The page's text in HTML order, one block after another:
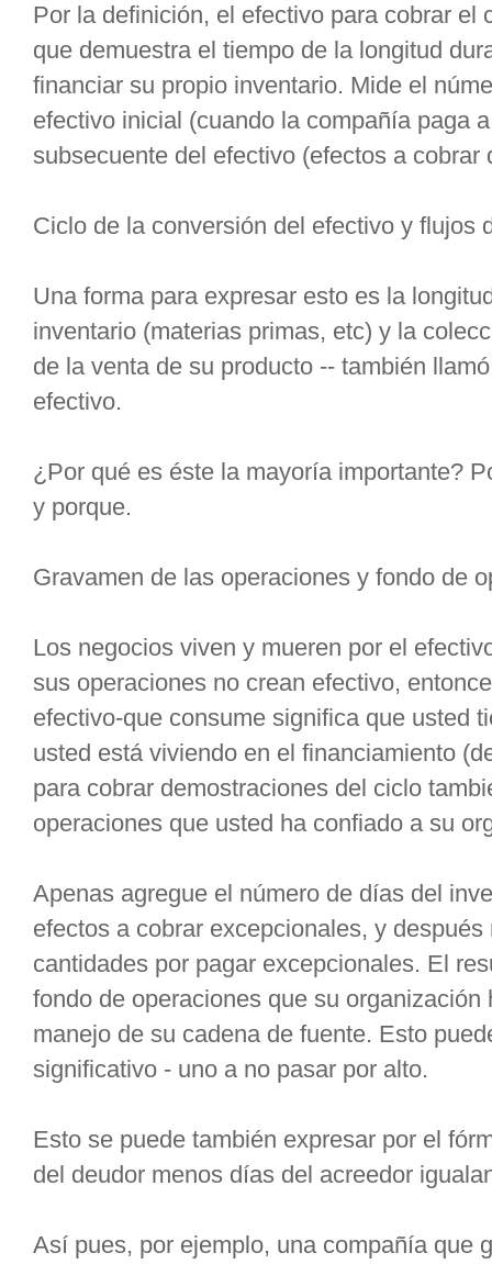
Por la definición, el efectivo para cobrar el
que demuestra el tiempo de la longitud
financiar su propio inventario. Mide el
efectivo inicial (cuando la compañía paga
subsecuente del efectivo (efectos a cobrar
Ciclo de la conversión del efectivo y flujos
Una forma para expresar esto es la
inventario (materias primas, etc) y la
de la venta de su producto -- también
efectivo.
¿Por qué es éste la mayoría importante?
y porque.
Gravamen de las operaciones y fondo de
Los negocios viven y mueren por el
sus operaciones no crean efectivo,
efectivo-que consume significa que usted
usted está viviendo en el financiamiento
para cobrar demostraciones del ciclo
operaciones que usted ha confiado a su
Apenas agregue el número de días del
efectos a cobrar excepcionales, y
cantidades por pagar excepcionales. El
fondo de operaciones que su organización
manejo de su cadena de fuente. Esto
significativo - uno a no pasar por alto.
Esto se puede también expresar por el
del deudor menos días del acreedor
Así pues, por ejemplo, una compañía que